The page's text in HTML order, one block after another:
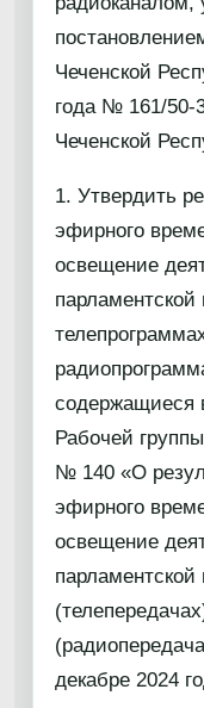
Чеченской
года № 161/50-
Чеченской
1. Утвердить
эфирного
освещение
содержащиеся
Рабочей
№ 140 «О
эфирного
освещение
декабре 2024